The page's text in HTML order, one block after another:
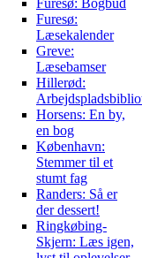
Furesø: Bogbud
Furesø:
Læsekalender
Greve:
Læsebamser
Hillerød:
Horsens: En by,
en bog
København:
Stemmer til et
stumt fag
Randers: Så er
der dessert!
Ringkøbing-
Skjern: Læs igen,